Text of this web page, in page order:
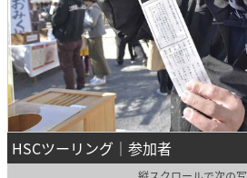
HSCツーリング｜参加者